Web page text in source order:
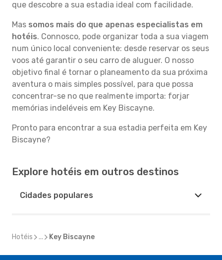
que descobre a sua estadia ideal com facilidade.
Mas somos mais do que apenas especialistas em
hotéis. Connosco, pode organizar toda a sua viagem
num único local conveniente: desde reservar os seus
voos até garantir o seu carro de aluguer. O nosso
objetivo final é tornar o planeamento da sua próxima
aventura o mais simples possível, para que possa
concentrar-se no que realmente importa: forjar
memórias indeléveis em Key Biscayne.
Pronto para encontrar a sua estadia perfeita em Key
Biscayne?
Explore hotéis em outros destinos
Cidades populares
Hotéis ... Key Biscayne